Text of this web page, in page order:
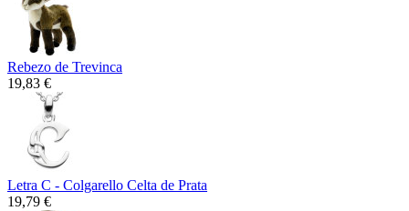
Rebezo de Trevinca
19,83 €
Letra C - Colgarello Celta de Prata
19,79 €